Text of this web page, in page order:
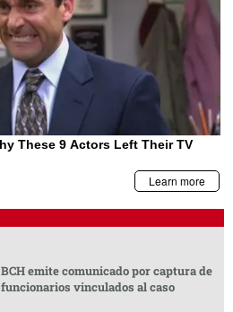
BCH emite comunicado por captura de
funcionarios vinculados al caso